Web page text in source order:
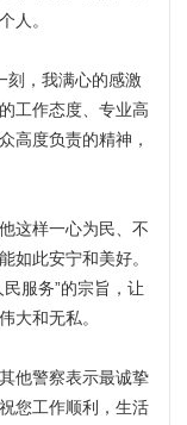
人。
工作态度、专业高
高度负责的精神，
这样一心为民、不
如此安宁和美好。
服务”的宗旨，让
大和无私。
他警察表示最诚挚
您工作顺利，生活